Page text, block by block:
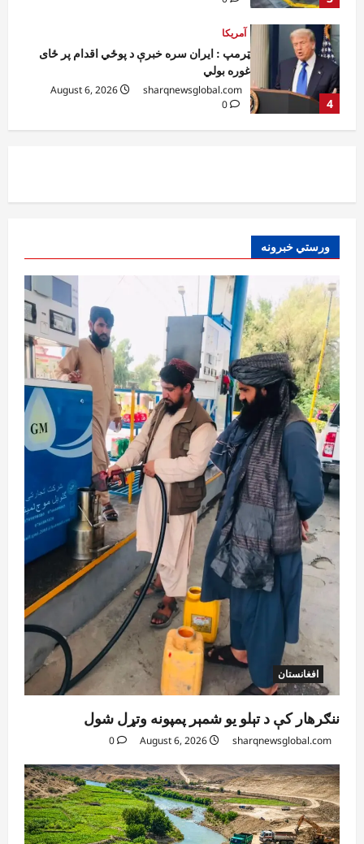
5
افغانستان
کورنیو چارو وزارت: حیرتان کې د بهرنیو
اسعارو د قاچاق هڅه شنډه شوه
sharqnewsglobal.com
0
0
2
چارې په بېلابېلو برخو کې روانې دي
sharqnewsglobal.com
0
3
آمریکا
ټرمپ : د امریکا د وسلو زېرمتونونه لا هم ډېر
دي
sharqnewsglobal.com
August 6, 2026
0
4
آمریکا
ټرمپ : ایران سره خبرې د پوځي اقدام پر ځای
غوره بولي
sharqnewsglobal.com
August 6, 2026
0
افغانستان
کورنیو چارو وزارت: حیرتان کې د بهرنیو
اسعارو د قاچاق هڅه شنډه شوه
sharqnewsglobal.com
August 6, 2026
0
ورستي خبرونه
افغانستان
ننګرهار کې د تېلو یو شمېر پمپونه وتړل شول
sharqnewsglobal.com
0